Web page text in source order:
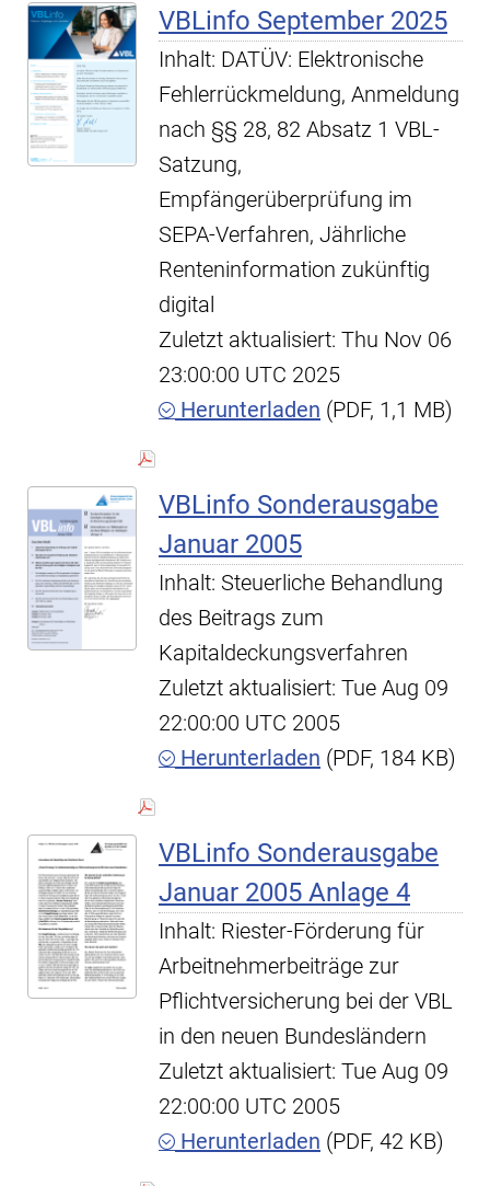
VBLinfo September 2025
Inhalt: DATÜV: Elektronische
Fehlerrückmeldung, Anmeldung
nach §§ 28, 82 Absatz 1 VBL-
Satzung,
Empfängerüberprüfung im
SEPA-Verfahren, Jährliche
Renteninformation zukünftig
digital
Zuletzt aktualisiert: Thu Nov 06
23:00:00 UTC 2025
Herunterladen (PDF, 1,1 MB)
VBLinfo Sonderausgabe
Januar 2005
Inhalt: Steuerliche Behandlung
des Beitrags zum
Kapitaldeckungsverfahren
Zuletzt aktualisiert: Tue Aug 09
22:00:00 UTC 2005
Herunterladen (PDF, 184 KB)
VBLinfo Sonderausgabe
Januar 2005 Anlage 4
Inhalt: Riester-Förderung für
Arbeitnehmerbeiträge zur
Pflichtversicherung bei der VBL
in den neuen Bundesländern
Zuletzt aktualisiert: Tue Aug 09
22:00:00 UTC 2005
Herunterladen (PDF, 42 KB)